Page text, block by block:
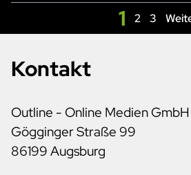
1 2 3
Kontakt
Outline - Online Medien GmbH
Gögginger Straße 99
86199 Augsburg